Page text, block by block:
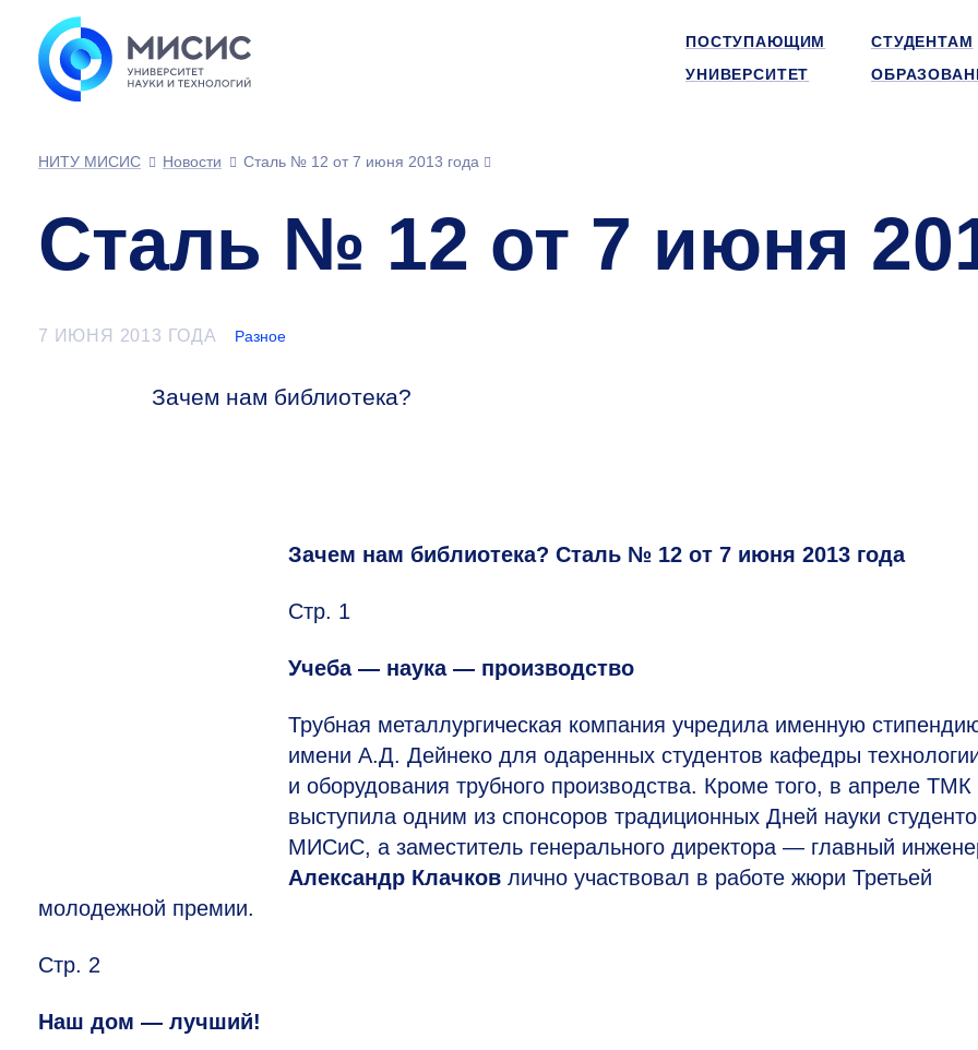
ПОСТУПАЮЩИМ СТУДЕНТАМ
УНИВЕРСИТЕТ
НИТУ МИСИС
Новости Сталь № 12 от 7 июня 2013 года
Сталь № 12 от 7 июня
7 ИЮНЯ 2013 ГОДА Разное
Зачем нам библиотека?
Зачем нам библиотека? Сталь № 12 от 7 июня 2013 года
Стр. 1
Учеба — наука — производство
Трубная металлургическая компания учредила именную
имени А.Д. Дейнеко для одаренных студентов кафедры
и оборудования трубного производства. Кроме того, в апреле ТМК
выступила одним из спонсоров традиционных Дней науки
МИСиС, а заместитель генерального директора — главный
Александр Клачков лично участвовал в работе жюри Третьей
молодежной премии.
Стр. 2
Наш дом — лучший!